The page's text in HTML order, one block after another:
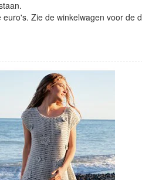
Zie de winkelwagen voor de